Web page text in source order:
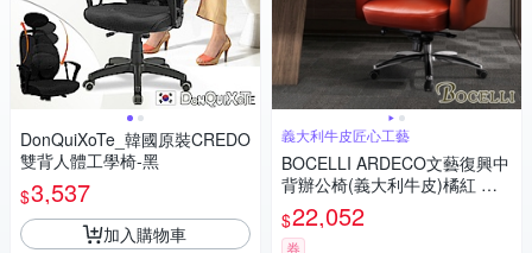
DonQuiXoTe_韓國原裝CREDO
雙背人體工學椅-黑
$3,537
加入購物車
義大利牛皮匠心工藝
BOCELLI ARDECO文藝復興中
背辦公椅(義大利牛皮)橘紅 W8
4*D73*H102~111 cm
$22,052
券